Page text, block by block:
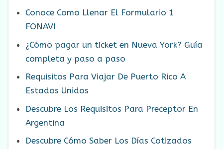
Conoce Como Llenar El Formulario 1
FONAVI
¿Cómo pagar un ticket en Nueva York? Guía
completa y paso a paso
Requisitos Para Viajar De Puerto Rico A
Estados Unidos
Descubre Los Requisitos Para Preceptor En
Argentina
Descubre Cómo Saber Los Días Cotizados